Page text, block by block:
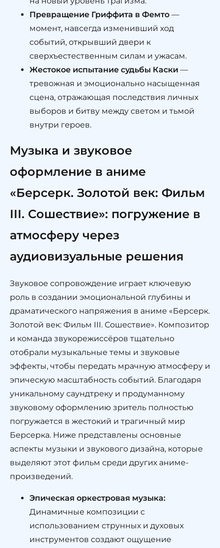
Превращение Гриффита в Фемто —
момент, навсегда изменивший ход
событий, открывший двери к
сверхъестественным силам и ужасам.
Жестокое испытание судьбы Каски —
тревожная и эмоционально насыщенная
сцена, отражающая последствия личных
выборов и битву между светом и тьмой
внутри героев.
Музыка и звуковое
оформление в аниме
«Берсерк. Золотой век: Фильм
III. Сошествие»: погружение в
атмосферу через
аудиовизуальные решения
Звуковое сопровождение играет ключевую
роль в создании эмоциональной глубины и
драматического напряжения в аниме «Берсерк.
Золотой век: Фильм III. Сошествие». Композитор
и команда звукорежиссёров тщательно
отобрали музыкальные темы и звуковые
эффекты, чтобы передать мрачную атмосферу и
эпическую масштабность событий. Благодаря
уникальному саундтреку и продуманному
звуковому оформлению зритель полностью
погружается в жестокий и трагичный мир
Берсерка. Ниже представлены основные
аспекты музыки и звукового дизайна, которые
выделяют этот фильм среди других аниме-
произведений.
Эпическая оркестровая музыка:
Динамичные композиции с
использованием струнных и духовых
инструментов создают ощущение